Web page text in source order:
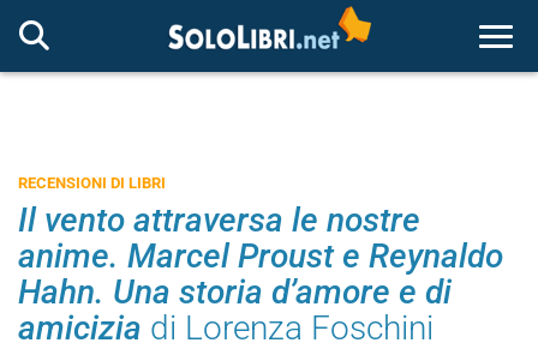
RECENSIONI DI LIBRI
Il vento attraversa le nostre
anime. Marcel Proust e Reynaldo
Hahn. Una storia d’amore e di
amicizia di Lorenza Foschini